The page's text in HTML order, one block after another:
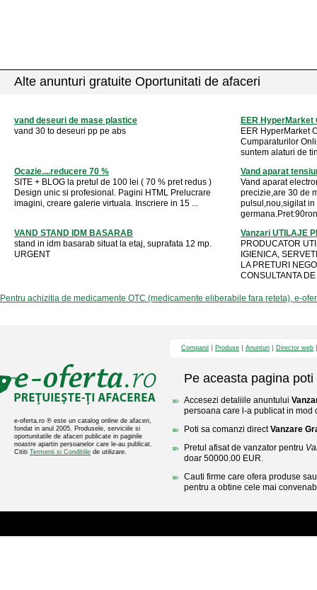
Alte anunturi gratuite Oportunitati de afaceri
vand deseuri de mase plastice
vand 30 to deseuri pp pe abs
EER HyperMarket
EER HyperMarket
Cumparaturilor
suntem alaturi de
Ocazie....reducere 70 %
SITE + BLOG la pretul de 100 lei ( 70 % pret redus )
Design unic si profesional. Pagini HTML Prelucrare
imagini, creare galerie virtuala. Inscriere in 15 ...
Vand aparat
Vand aparat
precizie,are 30 de
pulsul,nou,sigilat in
VAND STAND IDM BASARAB
stand in idm basarab situat la etaj, suprafata 12 mp.
URGENT
Vanzari UTILAJE
PRODUCATOR
IGIENICA,
LA PRETURI
CONSULTANTA
Pentru achizitia de medicamente OTC (medicamente eliberabile fara reteta), e-
e-oferta.ro ® este un catalog online de afaceri,
fondat in anul 2005. Produsele, serviciile si
oportunitatile de afaceri publicate in paginile
noastre apartin persoanelor care le-au publicat.
Cititi Termenii si Conditiile de utilizare.
Companii Produse Anunturi Director web
Pe aceasta pagina poti
Accesezi detaliile anuntului
persoana care l-a publicat in mod
Poti sa comanzi directVanzare
Pretul afisat de vanzator pentru
doar 50000.00 EUR.
Cauti firme care ofera produse
pentru a obtine cele mai